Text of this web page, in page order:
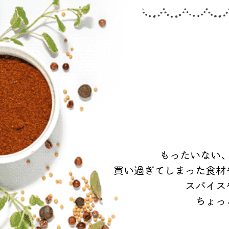
もったいない
買い過ぎてしまった食
スパイ
ちょ